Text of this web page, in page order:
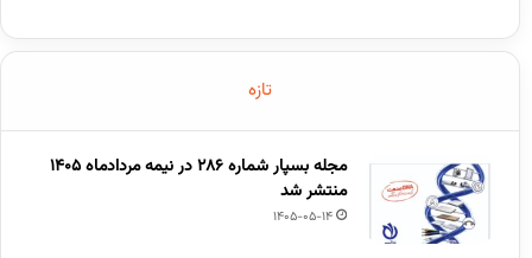
تازه
مجله بسپار شماره 286 در نیمه مردادماه 1405
منتشر شد
1405-05-14